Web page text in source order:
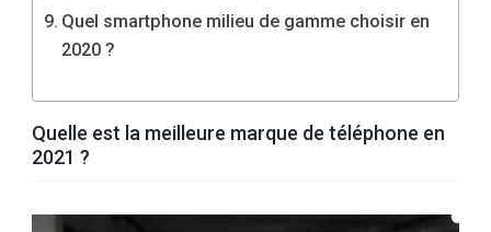
Quel smartphone milieu de gamme choisir en
2020 ?
Quelle est la meilleure marque de téléphone en
2021 ?